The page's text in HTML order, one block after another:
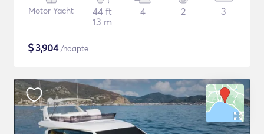
Motor Yacht
44 ft
13 m
4 2 3
$3,904/noapte